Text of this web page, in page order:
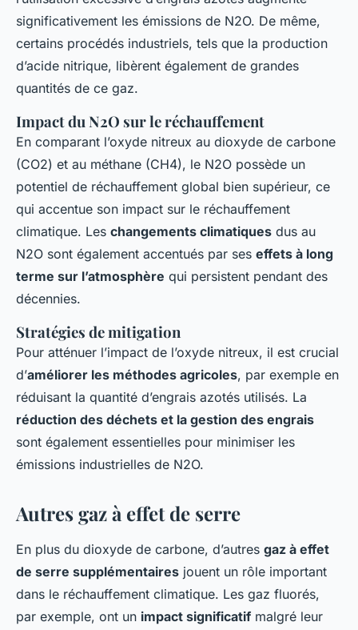
significativement les émissions de N2O. De même,
certains procédés industriels, tels que la production
d’acide nitrique, libèrent également de grandes
quantités de ce gaz.
Impact du N2O sur le réchauffement
En comparant l’oxyde nitreux au dioxyde de carbone
(CO2) et au méthane (CH4), le N2O possède un
potentiel de réchauffement global bien supérieur, ce
qui accentue son impact sur le réchauffement
climatique. Les changements climatiques dus au
N2O sont également accentués par ses effets à long
terme sur l’atmosphère qui persistent pendant des
décennies.
Stratégies de mitigation
Pour atténuer l’impact de l’oxyde nitreux, il est crucial
d’améliorer les méthodes agricoles, par exemple en
réduisant la quantité d’engrais azotés utilisés. La
réduction des déchets et la gestion des engrais
sont également essentielles pour minimiser les
émissions industrielles de N2O.
Autres gaz à effet de serre
En plus du dioxyde de carbone, d’autres gaz à effet
de serre supplémentaires jouent un rôle important
dans le réchauffement climatique. Les gaz fluorés,
par exemple, ont un impact significatif malgré leur